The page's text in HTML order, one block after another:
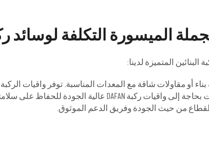
الميسورة التكلفة لوسائد
المتميزة لدينا:
أو مقاولات شاقة مع المعدات المناسبة. توفر واقيات
من حيث الجودة وفريق الدعم الموثوق.